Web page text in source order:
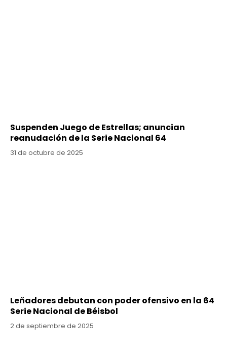
Suspenden Juego de Estrellas; anuncian
reanudación de la Serie Nacional 64
31 de octubre de 2025
Leñadores debutan con poder ofensivo en la 64
Serie Nacional de Béisbol
2 de septiembre de 2025